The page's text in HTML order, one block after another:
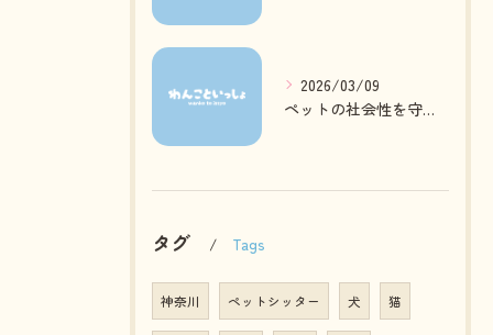
2026/03/09
ペットの社会性を守る質の高いお預かりとは
タグ Tags
神奈川 ペットシッター 犬 猫